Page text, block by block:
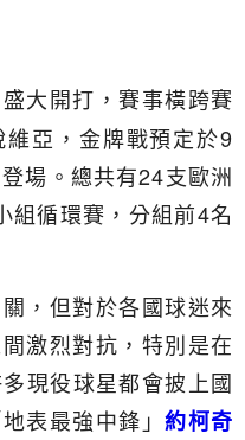
大開打，賽事橫跨賽
亞，金牌戰預定於9
場。總共有24支歐洲
組循環賽，分組前4名
，但對於各國球迷來
激烈對抗，特別是在
現役球星都會披上國
表最強中鋒」約柯奇